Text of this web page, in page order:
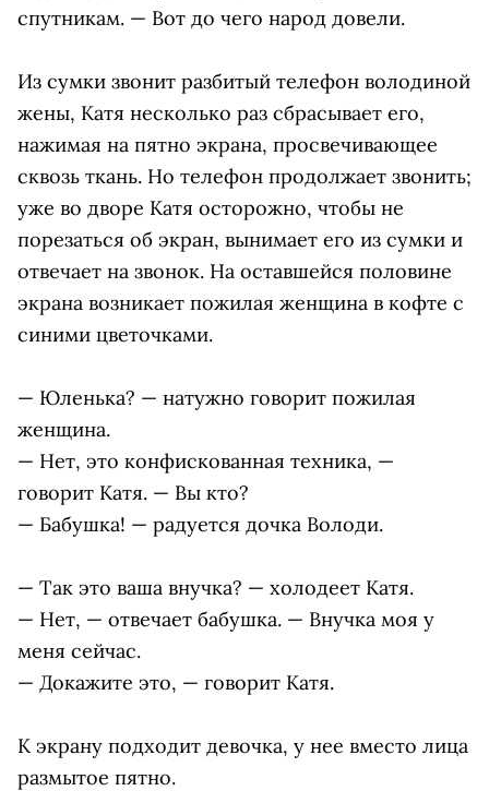
спутникам. — Вот до чего народ довели.
Из сумки звонит разбитый телефон володиной
жены, Катя несколько раз сбрасывает его,
нажимая на пятно экрана, просвечивающее
сквозь ткань. Но телефон продолжает звонить;
уже во дворе Катя осторожно, чтобы не
порезаться об экран, вынимает его из сумки и
отвечает на звонок. На оставшейся половине
экрана возникает пожилая женщина в кофте с
синими цветочками.
— Юленька? — натужно говорит пожилая
женщина.
— Нет, это конфискованная техника, —
говорит Катя. — Вы кто?
— Бабушка! — радуется дочка Володи.
— Так это ваша внучка? — холодеет Катя.
— Нет, — отвечает бабушка. — Внучка моя у
меня сейчас.
— Докажите это, — говорит Катя.
К экрану подходит девочка, у нее вместо лица
размытое пятно.